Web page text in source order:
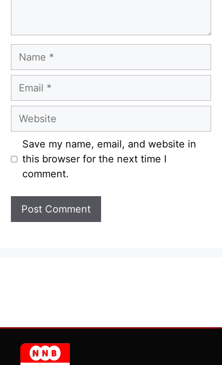
Name
Email
Website
Save my name, email, and website in
this browser for the next time I
comment.